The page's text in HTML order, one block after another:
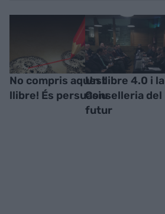
No compris aquest
llibre! És persuasiu
Un llibre 4.0 i la
Conselleria del
futur